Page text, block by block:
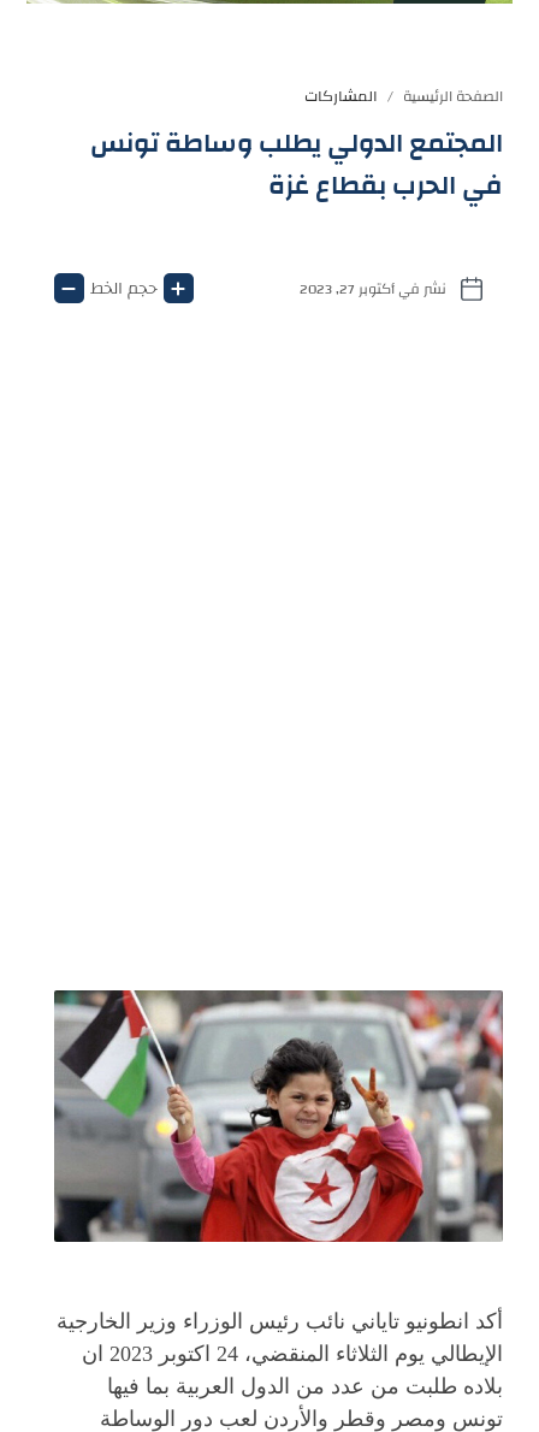
الصفحة الرئيسية المشاركات
المجتمع الدولي يطلب وساطة تونس
في الحرب بقطاع غزة
حجم الخط
أكد انطونيو تاياني نائب رئيس الوزراء وزير الخارجية
الإيطالي يوم الثلاثاء المنقضي، 24 اكتوبر 2023 ان
بلاده طلبت من عدد من الدول العربية بما فيها
تونس ومصر وقطر والأردن لعب دور الوساطة